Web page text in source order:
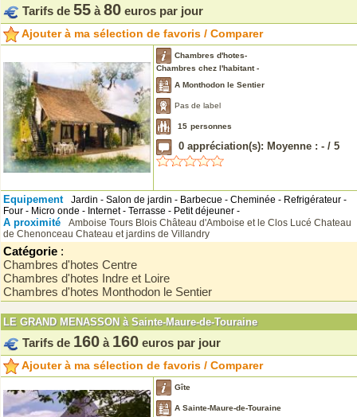
Tarifs de 55 à 80 euros par jour
Ajouter à ma sélection de favoris / Comparer
Chambres d'hotes-
Chambres chez l'habitant -
A Monthodon le Sentier
Pas de label
15 personnes
0 appréciation(s): Moyenne : - / 5
Equipement
Jardin - Salon de jardin - Barbecue - Cheminée - Refrigérateur -
Four - Micro onde - Internet - Terrasse - Petit déjeuner -
A proximité Amboise Tours Blois Château d'Amboise et le Clos Lucé Chateau
de Chenonceau Chateau et jardins de Villandry
Catégorie :
Chambres d'hotes Centre
Chambres d'hotes Indre et Loire
Chambres d'hotes Monthodon le Sentier
LE GRAND MENASSON à Sainte-Maure-de-Touraine
Tarifs de 160 à 160 euros par jour
Ajouter à ma sélection de favoris / Comparer
Gîte
A Sainte-Maure-de-Touraine